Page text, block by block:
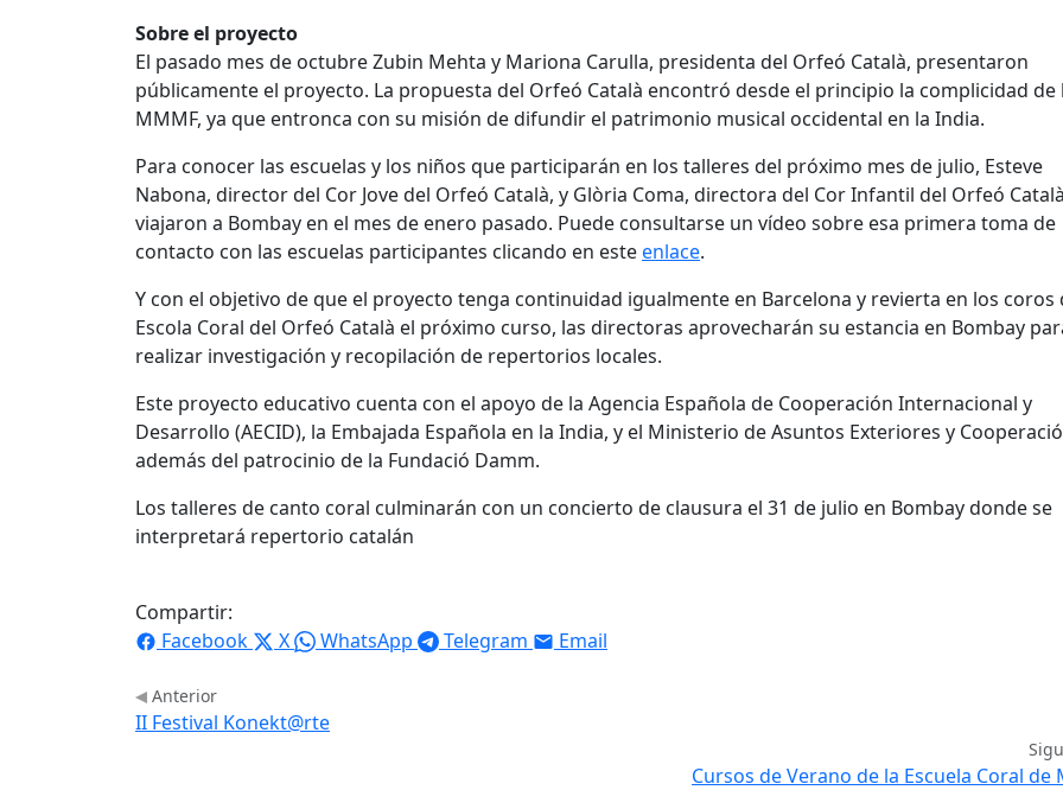
Sobre el proyecto
El pasado mes de octubre Zubin Mehta y Mariona Carulla, presidenta del Orfeó Català, presentaron
públicamente el proyecto. La propuesta del Orfeó Català encontró desde el principio la complicidad de
MMMF, ya que entronca con su misión de difundir el patrimonio musical occidental en la India.
Para conocer las escuelas y los niños que participarán en los talleres del próximo mes de julio, Esteve
Nabona, director del Cor Jove del Orfeó Català, y Glòria Coma, directora del Cor Infantil del Orfeó
viajaron a Bombay en el mes de enero pasado. Puede consultarse un vídeo sobre esa primera toma de
contacto con las escuelas participantes clicando en esteenlace.
Y con el objetivo de que el proyecto tenga continuidad igualmente en Barcelona y revierta en los coros
Escola Coral del Orfeó Català el próximo curso, las directoras aprovecharán su estancia en Bombay
realizar investigación y recopilación de repertorios locales.
Este proyecto educativo cuenta con el apoyo de la Agencia Española de Cooperación Internacional y
Desarrollo (AECID), la Embajada Española en la India, y el Ministerio de Asuntos Exteriores y
además del patrocinio de la Fundació Damm.
Los talleres de canto coral culminarán con un concierto de clausura el 31 de julio en Bombay donde se
interpretará repertorio catalán
Compartir:
Facebook
X WhatsApp Telegram Email
Anterior
II Festival Konekt@rte
Cursos de Verano de la Escuela Coral de